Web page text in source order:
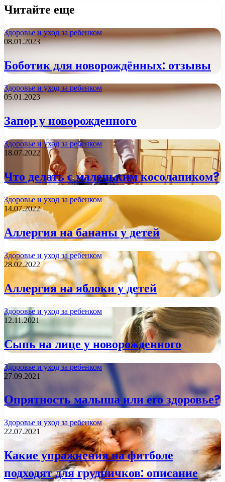
Читайте еще
Здоровье и уход за ребенком
08.01.2023
Боботик для новорождённых: отзывы
Здоровье и уход за ребенком
05.01.2023
Запор у новорожденного
Здоровье и уход за ребенком
18.07.2022
Что делать с маленьким косолапиком?
Здоровье и уход за ребенком
14.07.2022
Аллергия на бананы у детей
Здоровье и уход за ребенком
28.02.2022
Аллергия на яблоки у детей
Здоровье и уход за ребенком
12.11.2021
Сыпь на лице у новорожденного
Здоровье и уход за ребенком
27.09.2021
Опрятность малыша или его здоровье?
Здоровье и уход за ребенком
22.07.2021
Какие упражнения на фитболе
подходят для грудничков: описание